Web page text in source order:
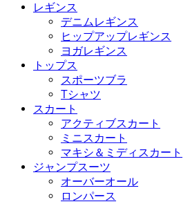
レギンス
デニムレギンス
ヒップアップレギンス
ヨガレギンス
トップス
スポーツブラ
Tシャツ
スカート
アクティブスカート
ミニスカート
マキシ＆ミディスカート
ジャンプスーツ
オーバーオール
ロンパース